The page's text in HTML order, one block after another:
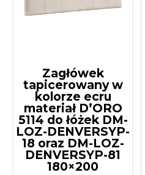
Zagłówek
tapicerowany w
kolorze ecru
materiał D’ORO
5114 do łóżek DM-
LOZ-DENVERSYP-
18 oraz DM-LOZ-
DENVERSYP-81
180×200